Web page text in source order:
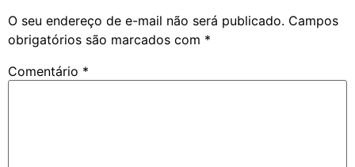
O seu endereço de e-mail não será publicado. Campos
obrigatórios são marcados com *
Comentário *